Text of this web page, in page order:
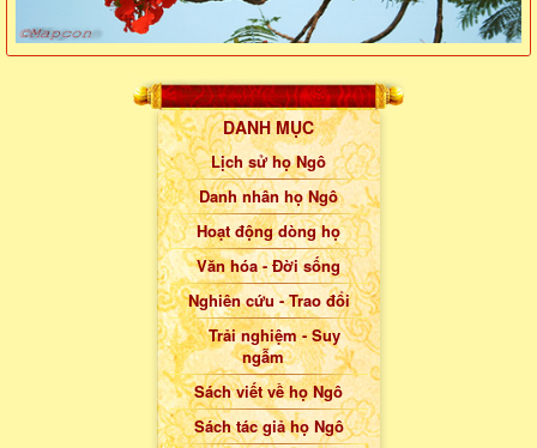
DANH MỤC
Lịch sử họ Ngô
Danh nhân họ Ngô
Hoạt động dòng họ
Văn hóa - Đời sống
Nghiên cứu - Trao đổi
Trải nghiệm - Suy
ngẫm
Sách viết về họ Ngô
Sách tác giả họ Ngô